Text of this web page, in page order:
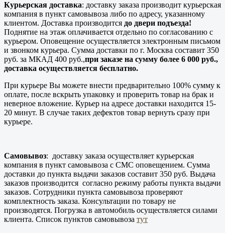
Курьерская доставка: доставку заказа производит курьерская
компания в пункт самовывоза либо по адресу, указанному
клиентом. Доставка производится до двери подъезда!
Поднятие на этаж оплачивается отдельно по согласованию с
курьером. Оповещение осуществляется электронным письмом
и звонком курьера. Сумма доставки по г. Москва составит 350
руб. за МКАД 400 руб.,при заказе на сумму более 6 000 руб.,
доставка осуществляется бесплатно.
При курьере Вы можете внести предварительно 100% сумму к
оплате, после вскрыть упаковку и проверить товар на брак и
неверное вложение. Курьер на адресе доставки находится 15-
20 минут. В случае таких дефектов товар вернуть сразу при
курьере.
Самовывоз: доставку заказа осуществляет курьерская
компания в пункт самовывоза с СМС оповещением. Сумма
доставки до пункта выдачи заказов составит 350 руб. Выдача
заказов производится согласно режиму работы пункта выдачи
заказов. Сотрудники пункта самовывоза проверяют
комплектность заказа. Консультации по товару не
производятся. Погрузка в автомобиль осуществляется силами
клиента. Список пунктов самовывоза тут